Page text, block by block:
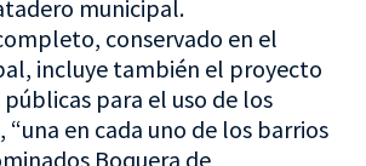
municipal.
conservado en el
incluye también el proyecto
para el uso de los
“una en cada uno de los barrios
Boquera de